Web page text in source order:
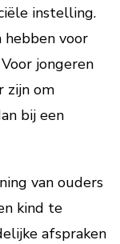
instelling.
voor
jongeren
zijn om
bij een
van ouders
kind te
afspraken